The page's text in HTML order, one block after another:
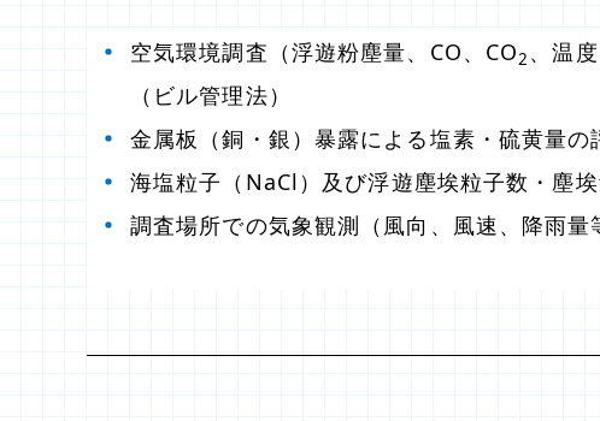
空気環境調査（浮遊粉塵量、CO、CO2 、温
（ビル管理法）
金属板（銅・銀）暴露による塩素・硫黄量の
海塩粒子（NaCl）及び浮遊塵埃粒子数・塵
調査場所での気象観測（風向、風速、降雨量